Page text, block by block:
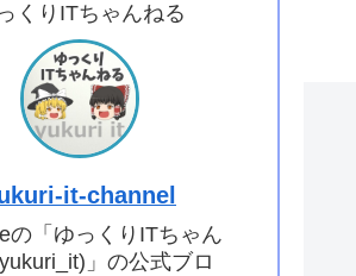
くりITちゃんねる
it-channel
の「ゆっくりITちゃん
」の公式ブロ